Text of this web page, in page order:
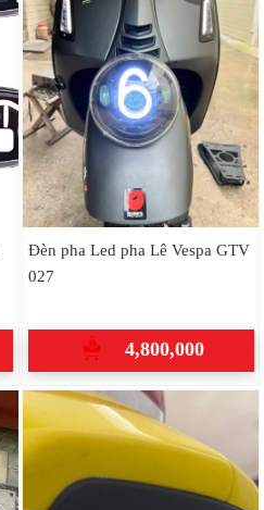
Đèn pha Led pha Lê Vespa GTV
027
4,800,000